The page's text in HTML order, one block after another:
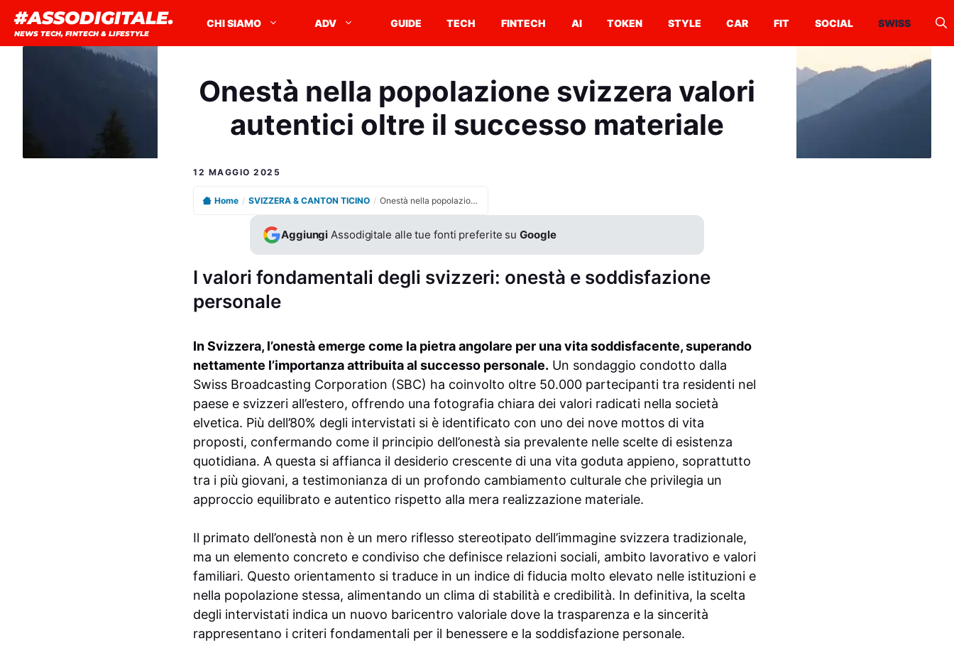
contenuto
#ASSODIGITALE.
NEWS TECH, FINTECH & LIFESTYLE
CHI SIAMO ADV GUIDE TECH FINTECH AI TOKEN STYLE CAR FIT SOCIAL SWISS
Onestà nella popolazione svizzera valori
autentici oltre il successo materiale
12 MAGGIO 2025
Home / SVIZZERA & CANTON TICINO / Onestà nella popolazione svizzera valori autentici oltre il successo materiale
Aggiungi Assodigitale alle tue fonti preferite suGoogle
I valori fondamentali degli svizzeri: onestà e soddisfazione
personale
In Svizzera, l’onestà emerge come la pietra angolare per una vita soddisfacente, superando
nettamente l’importanza attribuita al successo personale. Un sondaggio condotto dalla
Swiss Broadcasting Corporation (SBC) ha coinvolto oltre 50.000 partecipanti tra residenti nel
paese e svizzeri all’estero, offrendo una fotografia chiara dei valori radicati nella società
elvetica. Più dell’80% degli intervistati si è identificato con uno dei nove mottos di vita
proposti, confermando come il principio dell’onestà sia prevalente nelle scelte di esistenza
quotidiana. A questa si affianca il desiderio crescente di una vita goduta appieno, soprattutto
tra i più giovani, a testimonianza di un profondo cambiamento culturale che privilegia un
approccio equilibrato e autentico rispetto alla mera realizzazione materiale.
Il primato dell’onestà non è un mero riflesso stereotipato dell’immagine svizzera tradizionale,
ma un elemento concreto e condiviso che definisce relazioni sociali, ambito lavorativo e valori
familiari. Questo orientamento si traduce in un indice di fiducia molto elevato nelle istituzioni e
nella popolazione stessa, alimentando un clima di stabilità e credibilità. In definitiva, la scelta
degli intervistati indica un nuovo baricentro valoriale dove la trasparenza e la sincerità
rappresentano i criteri fondamentali per il benessere e la soddisfazione personale.